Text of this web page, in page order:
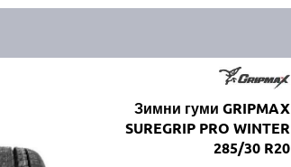
Зимни гуми GRIPMAX
SUREGRIP PRO WINTER
285/30 R20